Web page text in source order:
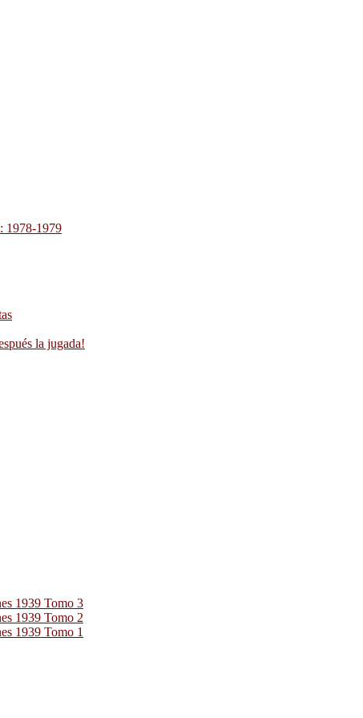
1978-1979
la jugada!
1939 Tomo 3
1939 Tomo 2
1939 Tomo 1